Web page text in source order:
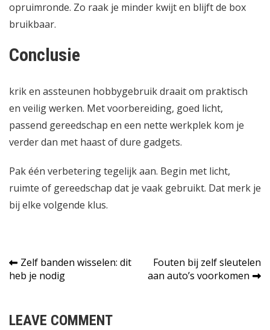
opruimronde. Zo raak je minder kwijt en blijft de box
bruikbaar.
Conclusie
krik en assteunen hobbygebruik draait om praktisch
en veilig werken. Met voorbereiding, goed licht,
passend gereedschap en een nette werkplek kom je
verder dan met haast of dure gadgets.
Pak één verbetering tegelijk aan. Begin met licht,
ruimte of gereedschap dat je vaak gebruikt. Dat merk je
bij elke volgende klus.
Bericht
navigatie
Zelf banden wisselen: dit
heb je nodig
Fouten bij zelf sleutelen
aan auto’s voorkomen
LEAVE COMMENT